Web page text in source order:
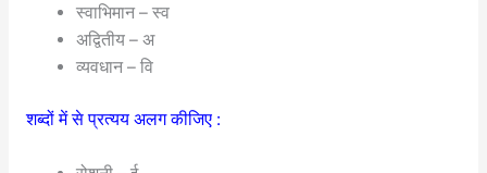
स्वाभिमान – स्व
अद्वितीय – अ
व्यवधान – वि
शब्दों में से प्रत्यय अलग कीजिए :